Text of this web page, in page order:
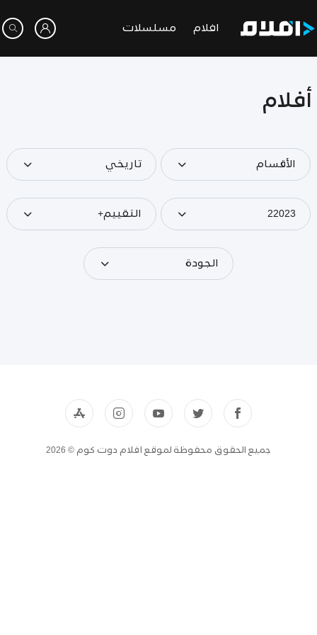
افلام مسلسلات
أفلام
الأقسام تاريخي
22023 التقييم+
الجودة
جميع الحقوق محفوظة لموقع افلام دوت كوم © 2026